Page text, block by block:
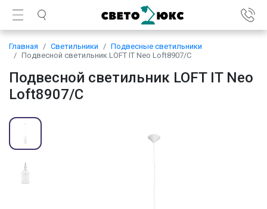
Главная Светильники
Подвесные светильники
Подвесной светильник LOFT IT Neo Loft8907/C
Подвесной светильник LOFT IT Neo
Loft8907/C